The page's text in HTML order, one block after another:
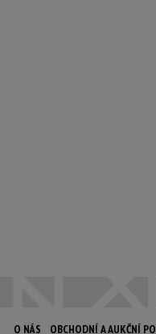
O NÁS OBCHODNÍ A AUKČNÍ